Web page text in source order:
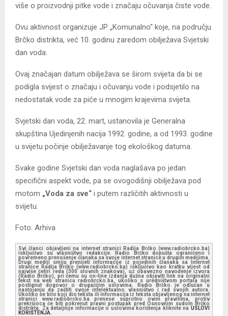
više o proizvodnji pitke vode i značaju očuvanja čiste vode.
Ovu aktivnost organizuje JP „Komunalno“ koje, na području
Brčko distrikta, već 10. godinu zaredom obilježava Svjetski
dan voda.
Ovaj značajan datum obilježava se širom svijeta da bi se
podigla svijest o značaju i očuvanju vode i podsjetilo na
nedostatak vode za piće u mnogim krajevima svijeta.
Svjetski dan voda, 22. mart, ustanovila je Generalna
skupština Ujedinjenih nacija 1992. godine, a od 1993. godine
u svijetu počinje obilježavanje tog ekološkog datuma.
Svake godine Svjetski dan voda naglašava po jedan
specifični aspekt vode, pa se ovogodišnji obilježava pod
motom „Voda za sve“ i putem različitih aktivnosti u
svijetu.
Foto: Arhiva
Svi članci objavljeni na internet stranici Radija Brčko (www.radiobrcko.ba)
isključivo su vlasništvo redakcije. Radio Brčko dopušta ograničeno i
povremeno prenošenje članaka sa svoje internet stranice u drugim medijima.
Drugi mediji smiju prenijeti informacije iz pojedinih članaka sa Internet
stranice Radija Brčko (www.radiobrcko.ba) isključivo kao kratku vijest od
najviše četiri reda (300 slovnih znakova), uz obavezno navođenje izvora
(Radio Brčko), pri čemu su on-line izdanja dužna objaviti link na originalni
tekst na web stranicu radiobrcko.ba, ukoliko s uredništvom portala nije
postignut dogovor o drugačijim uslovima. Radio Brčko je odlučan u
nastojanju da zaštiti svoje intelektualno vlasništvo i rad svojih autora.
Ukoliko se bilo koji dio teksta ili informacija iz teksta objavljenog na internet
stranici www.radiobrcko.ba prenese suprotno ovim pravilima, protiv
prekršioca će biti pokrenut pravni postupak pred Osnovnim sudom Brčko
distrikta. Za detaljnije informacije o uslovima korištenja kliknite na USLOVI
KORIŠTENJA.